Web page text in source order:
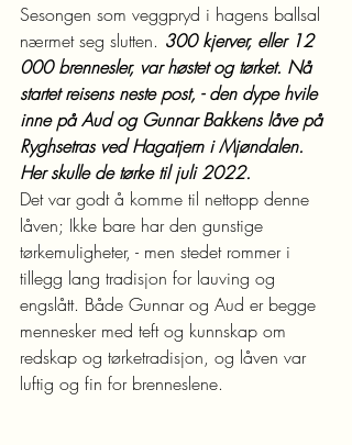
Sesongen som veggpryd i hagens ballsal
nærmet seg slutten. 300 kjerver, eller 12
000 brennesler, var høstet og tørket. Nå
startet reisens neste post, - den dype hvile
inne på Aud og Gunnar Bakkens låve på
Ryghsetras ved Hagatjern i Mjøndalen.
Her skulle de tørke til juli 2022.
Det var godt å komme til nettopp denne
låven; Ikke bare har den gunstige
tørkemuligheter, - men stedet rommer i
tillegg lang tradisjon for lauving og
engslått. Både Gunnar og Aud er begge
mennesker med teft og kunnskap om
redskap og tørketradisjon, og låven var
luftig og fin for brenneslene.